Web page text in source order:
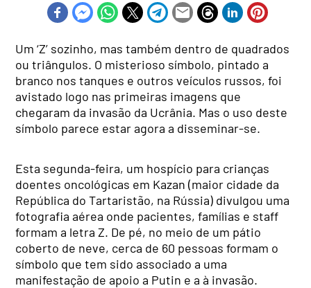
Um ‘Z’ sozinho, mas também dentro de quadrados
ou triângulos. O misterioso símbolo, pintado a
branco nos tanques e outros veículos russos, foi
avistado logo nas primeiras imagens que
chegaram da invasão da Ucrânia. Mas o uso deste
símbolo parece estar agora a disseminar-se.
Esta segunda-feira, um hospício para crianças
doentes oncológicas em Kazan (maior cidade da
República do Tartaristão, na Rússia) divulgou uma
fotografia aérea onde pacientes, famílias e staff
formam a letra Z. De pé, no meio de um pátio
coberto de neve, cerca de 60 pessoas formam o
símbolo que tem sido associado a uma
manifestação de apoio a Putin e a à invasão.